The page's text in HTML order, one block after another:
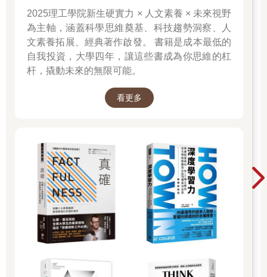
2025理工學院新生硬實力 × 人文素養 × 未來視野
為主軸，涵蓋科學思維奠基、科技趨勢洞察、人
文素養拓展、經典著作啟發。 書籍是成本最低的
自我投資，大學四年，讓這些書成為你思維的杠
杆，撬動未來的無限可能。
看更多